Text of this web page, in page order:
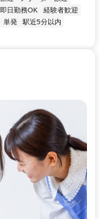
即日勤務OK
経験者歓迎
単発
駅近5分以内